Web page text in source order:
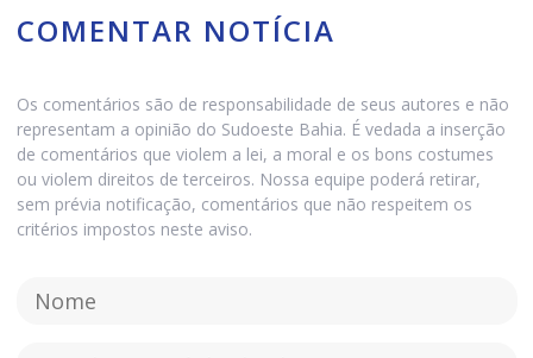
COMENTAR NOTÍCIA
Os comentários são de responsabilidade de seus autores e não
representam a opinião do Sudoeste Bahia. É vedada a inserção
de comentários que violem a lei, a moral e os bons costumes
ou violem direitos de terceiros. Nossa equipe poderá retirar,
sem prévia notificação, comentários que não respeitem os
critérios impostos neste aviso.